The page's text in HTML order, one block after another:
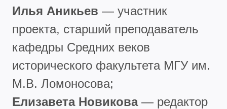
Илья Аникьев — участник
проекта, старший преподаватель
кафедры Средних веков
исторического факультета МГУ им.
М.В. Ломоносова;
Елизавета Новикова— редактор